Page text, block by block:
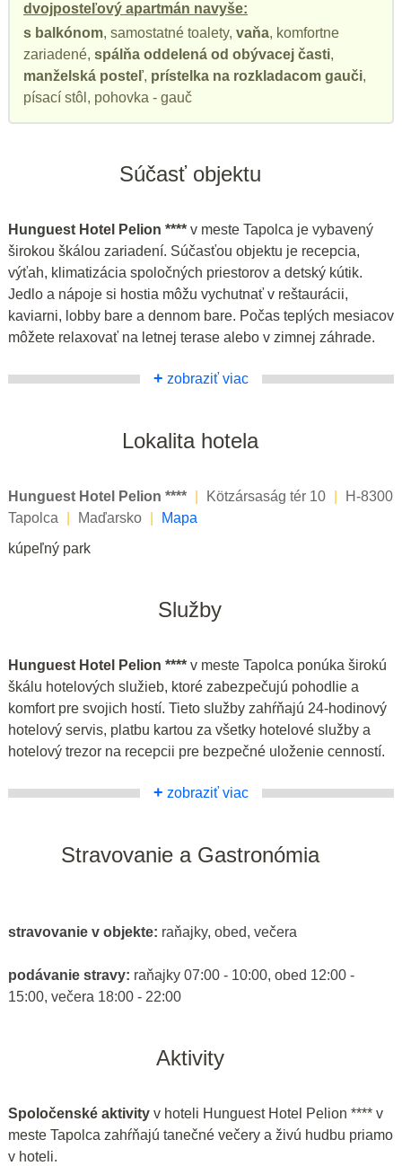
dvojposteľový apartmán navyše:
s balkónom, samostatné toalety, vaňa, komfortne
zariadené, spálňa oddelená od obývacej časti,
manželská posteľ, prístelka na rozkladacom gauči,
písací stôl, pohovka - gauč
Súčasť objektu
Hunguest Hotel Pelion **** v meste Tapolca je vybavený
širokou škálou zariadení. Súčasťou objektu je recepcia,
výťah, klimatizácia spoločných priestorov a detský kútik.
Jedlo a nápoje si hostia môžu vychutnať v reštaurácii,
kaviarni, lobby bare a dennom bare. Počas teplých mesiacov
môžete relaxovať na letnej terase alebo v zimnej záhrade.
+ zobraziť viac
Lokalita hotela
Hunguest Hotel Pelion **** Kötzársaság tér 10
H-8300
Tapolca
Maďarsko
Mapa
kúpeľný park
Služby
Hunguest Hotel Pelion **** v meste Tapolca ponúka širokú
škálu hotelových služieb, ktoré zabezpečujú pohodlie a
komfort pre svojich hostí. Tieto služby zahŕňajú 24-hodinový
hotelový servis, platbu kartou za všetky hotelové služby a
hotelový trezor na recepcii pre bezpečné uloženie cenností.
+ zobraziť viac
Stravovanie a Gastronómia
stravovanie v objekte: raňajky, obed, večera
podávanie stravy: raňajky 07:00 - 10:00, obed 12:00 -
15:00, večera 18:00 - 22:00
Aktivity
Spoločenské aktivity v hoteli Hunguest Hotel Pelion **** v
meste Tapolca zahŕňajú tanečné večery a živú hudbu priamo
v hoteli.